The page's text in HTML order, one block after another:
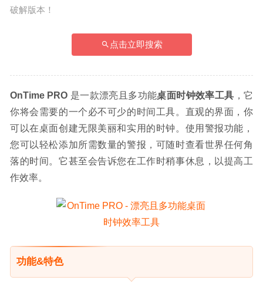
破解版本！
点击立即搜索
OnTime PRO 是一款漂亮且多功能桌面时钟效率工具 ，它
你将会需要的一个必不可少的时间工具。直观的界面，你
可以在桌面创建无限美丽和实用的时钟。使用警报功能，
您可以轻松添加所需数量的警报，可随时查看世界任何角
落的时间。它甚至会告诉您在工作时稍事休息，以提高工
作效率。
功能&特色